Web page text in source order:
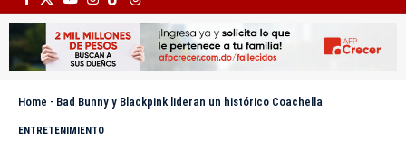
Home - Bad Bunny y Blackpink lideran un histórico Coachella
ENTRETENIMIENTO